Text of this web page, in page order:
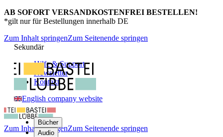
AB SOFORT VERSANDKOSTENFREI BESTELLEN!
*gilt nur für Bestellungen innerhalb DE
Zum Inhalt springenZum Seitenende springen
Sekundär
Hilfe & Support
Newsletter
Kontakt
English company website
Bücher
Audio
Zum Inhalt springenZum Seitenende springen